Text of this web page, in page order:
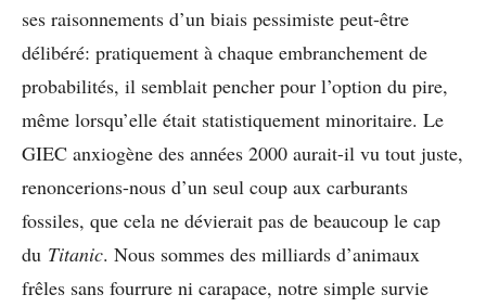
ses raisonnements d’un biais pessimiste peut-être
délibéré: pratiquement à chaque embranchement de
probabilités, il semblait pencher pour l’option du pire,
même lorsqu’elle était statistiquement minoritaire. Le
GIEC anxiogène des années 2000 aurait-il vu tout juste,
renoncerions-nous d’un seul coup aux carburants
fossiles, que cela ne dévierait pas de beaucoup le cap
du Titanic. Nous sommes des milliards d’animaux
frêles sans fourrure ni carapace, notre simple survie